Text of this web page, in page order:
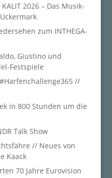
2026 – Das Musik-
zum INTHEGA-
Giustino und
Festspiele
//
in 800 Stunden um die
Talk Show
// Neues von
Kaack
70 Jahre Eurovision